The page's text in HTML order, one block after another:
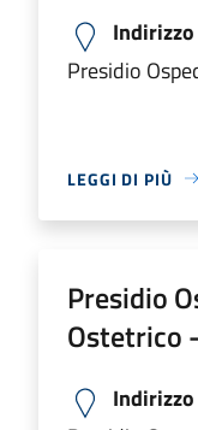
Indirizzo
Presidio
LEGGI DI PIÙ
Presidio
Ostetrico
Indirizzo